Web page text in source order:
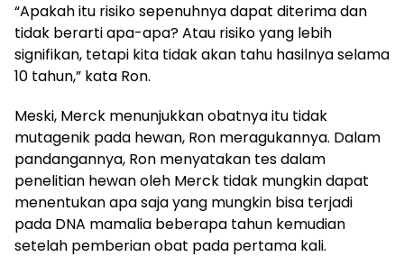
“Apakah itu risiko sepenuhnya dapat diterima dan
tidak berarti apa-apa? Atau risiko yang lebih
signifikan, tetapi kita tidak akan tahu hasilnya selama
10 tahun,” kata Ron.
Meski, Merck menunjukkan obatnya itu tidak
mutagenik pada hewan, Ron meragukannya. Dalam
pandangannya, Ron menyatakan tes dalam
penelitian hewan oleh Merck tidak mungkin dapat
menentukan apa saja yang mungkin bisa terjadi
pada DNA mamalia beberapa tahun kemudian
setelah pemberian obat pada pertama kali.